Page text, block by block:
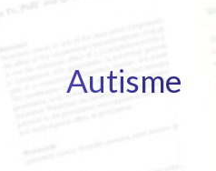
Autisme